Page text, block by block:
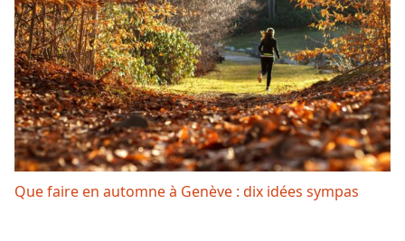
Que faire en automne à Genève : dix idées sympas